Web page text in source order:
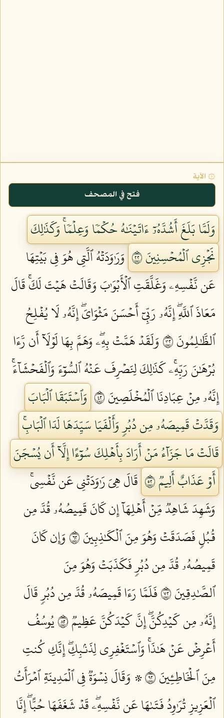
۞ الآية
فتح في المصحف
وَلَمَّا بَلَغَ أَشُدَّهُۥٓ ءَاتَيۡنَٰهُ حُكۡمٗا وَعِلۡمٗاۚ وَكَذَٰلِكَ
نَجۡزِي ٱلۡمُحۡسِنِينَ ٢٢
وَرَٰوَدَتۡهُ ٱلَّتِي هُوَ فِي بَيۡتِهَا
عَن نَّفۡسِهِۦ وَغَلَّقَتِ ٱلۡأَبۡوَٰبَ وَقَالَتۡ هَيۡتَ لَكَۚ قَالَ
مَعَاذَ ٱللَّهِۖ إِنَّهُۥ رَبِّيٓ أَحۡسَنَ مَثۡوَايَۖ إِنَّهُۥ لَا يُفۡلِحُ
ٱلظَّٰلِمُونَ ٢٣
وَلَقَدۡ هَمَّتۡ بِهِۦۖ وَهَمَّ بِهَا لَوۡلَآ أَن رَّءَا
بُرۡهَٰنَ رَبِّهِۦۚ كَذَٰلِكَ لِنَصۡرِفَ عَنۡهُ ٱلسُّوٓءَ وَٱلۡفَحۡشَآءَۚ
إِنَّهُۥ مِنۡ عِبَادِنَا ٱلۡمُخۡلَصِينَ ٢٤
وَٱسۡتَبَقَا ٱلۡبَابَ
وَقَدَّتۡ قَمِيصَهُۥ مِن دُبُرٖ وَأَلۡفَيَا سَيِّدَهَا لَدَا ٱلۡبَابِۚ
قَالَتۡ مَا جَزَآءُ مَنۡ أَرَادَ بِأَهۡلِكَ سُوٓءًا إِلَّآ أَن يُسۡجَنَ
أَوۡ عَذَابٌ أَلِيمٞ ٢٥
قَالَ هِيَ رَٰوَدَتۡنِي عَن نَّفۡسِيۚ
وَشَهِدَ شَاهِدٞ مِّنۡ أَهۡلِهَآ إِن كَانَ قَمِيصُهُۥ قُدَّ مِن
قُبُلٖ فَصَدَقَتۡ وَهُوَ مِنَ ٱلۡكَٰذِبِينَ ٢٦
وَإِن كَانَ
قَمِيصُهُۥ قُدَّ مِن دُبُرٖ فَكَذَبَتۡ وَهُوَ مِنَ
ٱلصَّٰدِقِينَ ٢٧
فَلَمَّا رَءَا قَمِيصَهُۥ قُدَّ مِن دُبُرٖ قَالَ
إِنَّهُۥ مِن كَيۡدِكُنَّۖ إِنَّ كَيۡدَكُنَّ عَظِيمٞ ٢٨
يُوسُفُ
أَعۡرِضۡ عَنۡ هَٰذَاۚ وَٱسۡتَغۡفِرِي لِذَنۢبِكِۖ إِنَّكِ كُنتِ
مِنَ ٱلۡخَاطِـِٔينَ ٢٩
۞ وَقَالَ نِسۡوَةٞ فِي ٱلۡمَدِينَةِ ٱمۡرَأَتُ
ٱلۡعَزِيزِ تُرَٰوِدُ فَتَىٰهَا عَن نَّفۡسِهِۦۖ قَدۡ شَغَفَهَا حُبًّاۖ إِنَّا